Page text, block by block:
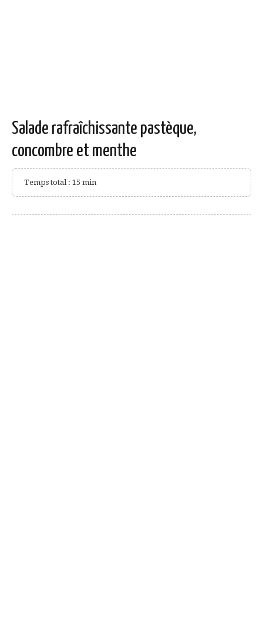
Salade rafraîchissante pastèque,
concombre et menthe
Temps total : 15 min